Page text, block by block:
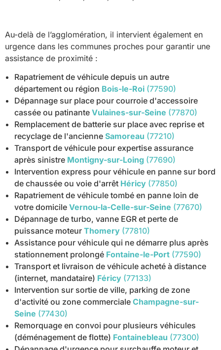
Au-delà de l’agglomération, il intervient également en
urgence dans les communes proches pour garantir une
assistance de proximité :
Rapatriement de véhicule depuis un autre
département ou région Bois-le-Roi (77590)
Dépannage sur place pour courroie d'accessoire
cassée ou patinante Vulaines-sur-Seine (77870)
Remplacement de batterie sur place avec reprise et
recyclage de l'ancienne Samoreau (77210)
Transport de véhicule pour expertise assurance
après sinistre Montigny-sur-Loing (77690)
Intervention express pour véhicule en panne sur bord
de chaussée ou voie d'arrêt Héricy (77850)
Rapatriement de véhicule tombé en panne loin de
votre domicile Vernou-la-Celle-sur-Seine (77670)
Dépannage de turbo, vanne EGR et perte de
puissance moteur Thomery (77810)
Assistance pour véhicule qui ne démarre plus après
stationnement prolongé Fontaine-le-Port (77590)
Transport et livraison de véhicule acheté à distance
(internet, mandataire) Féricy (77133)
Intervention sur sortie de ville, parking de zone
d'activité ou zone commerciale Champagne-sur-
Seine (77430)
Remorquage en convoi pour plusieurs véhicules
(déménagement de flotte) Fontainebleau (77300)